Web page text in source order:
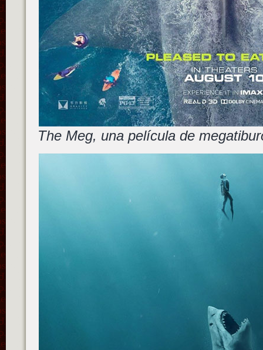
The Meg, una película de